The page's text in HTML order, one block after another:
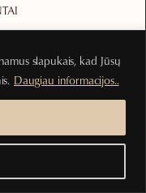
slapukais, kad Jūsų
Daugiau informacijos..